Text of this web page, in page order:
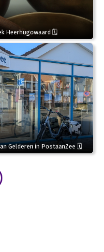
Heerhugowaard 🗓
Gelderen in PostaanZee 🗓